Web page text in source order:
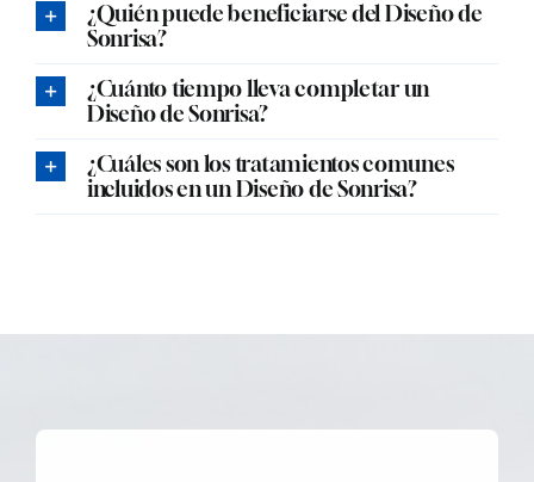
¿Quién puede beneficiarse del Diseño de
Sonrisa?
¿Cuánto tiempo lleva completar un
Diseño de Sonrisa?
¿Cuáles son los tratamientos comunes
incluidos en un Diseño de Sonrisa?